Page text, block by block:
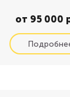
от 95 000